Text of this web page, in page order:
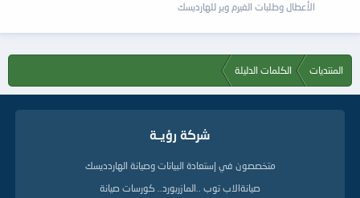
الأعطال وطلبات الفيرم وير للهارديسك
المنتديات الكلمات الدليلة
شركة رؤيــة
متخصصون في إستعادة البيانات وصيانة الهاردديسك
صيانةالاب توب ..المازربورد.. كورسات صيانة